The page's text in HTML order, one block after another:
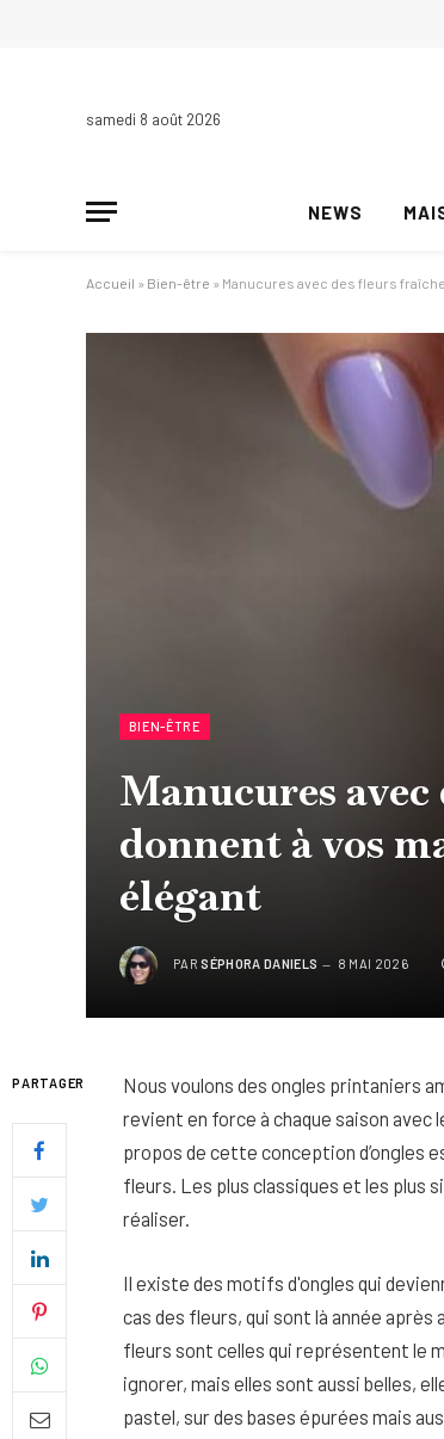
samedi 8 août 2026
NEWS
Accueil » Bien-être » Manucures avec des fleurs
BIEN-ÊTRE
Manucures
donnent à vos
élégant
PAR SÉPHORA DANIELS 8 MAI 2026
PARTAGER
Nous voulons des ongles printaniers
revient en force à chaque saison avec
propos de cette conception d’ongles
fleurs. Les plus classiques et les plus
réaliser.
Il existe des motifs d'ongles qui
cas des fleurs, qui sont là année après
fleurs sont celles qui représentent le
ignorer, mais elles sont aussi belles,
pastel, sur des bases épurées mais